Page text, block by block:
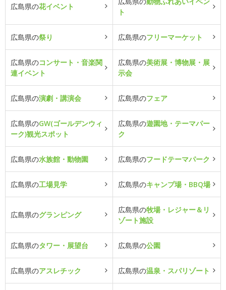
広島県の花イベント
ト
広島県の祭り 広島県のフリーマーケット
広島県のコンサート・音楽関
連イベント
広島県の美術展・博物展・展
示会
広島県の演劇・講演会 広島県のフェア
広島県のGW(ゴールデンウィ
ーク)観光スポット
広島県の遊園地・テーマパー
ク
広島県の水族館・動物園 広島県のフードテーマパーク
広島県の工場見学 広島県のキャンプ場・BBQ場
広島県のグランピング
広島県の牧場・レジャー＆リ
ゾート施設
広島県のタワー・展望台 広島県の公園
広島県のアスレチック 広島県の温泉・スパリゾート